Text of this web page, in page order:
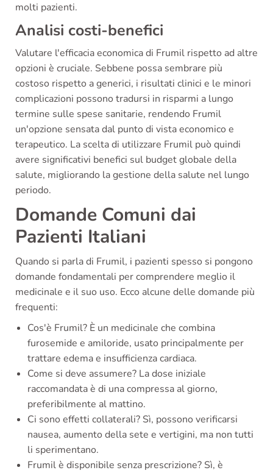
molti pazienti.
Analisi costi-benefici
Valutare l'efficacia economica di Frumil rispetto ad altre
opzioni è cruciale. Sebbene possa sembrare più
costoso rispetto a generici, i risultati clinici e le minori
complicazioni possono tradursi in risparmi a lungo
termine sulle spese sanitarie, rendendo Frumil
un'opzione sensata dal punto di vista economico e
terapeutico. La scelta di utilizzare Frumil può quindi
avere significativi benefici sul budget globale della
salute, migliorando la gestione della salute nel lungo
periodo.
Domande Comuni dai
Pazienti Italiani
Quando si parla di Frumil, i pazienti spesso si pongono
domande fondamentali per comprendere meglio il
medicinale e il suo uso. Ecco alcune delle domande più
frequenti:
Cos'è Frumil? È un medicinale che combina
furosemide e amiloride, usato principalmente per
trattare edema e insufficienza cardiaca.
Come si deve assumere? La dose iniziale
raccomandata è di una compressa al giorno,
preferibilmente al mattino.
Ci sono effetti collaterali? Sì, possono verificarsi
nausea, aumento della sete e vertigini, ma non tutti
li sperimentano.
Frumil è disponibile senza prescrizione? Sì, è